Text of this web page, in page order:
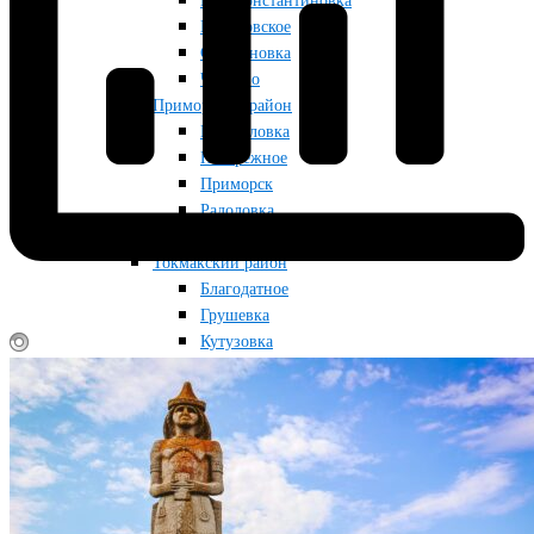
Приазовское
Строгановка
Чкалово
Приморский район
Мануйловка
Набережное
Приморск
Радоловка
Токмакский район
Благодатное
Грушевка
Кутузовка
Луговка
Новопрокоповка
Остриковка
Токмак
Снегуровка
Фабричное
Червоногорка